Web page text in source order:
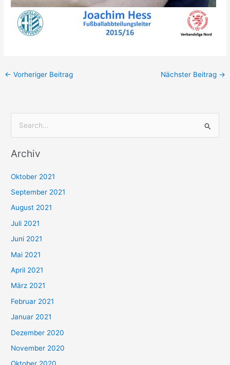
← Vorheriger Beitrag Nächster Beitrag →
c
n
n
a
c
h
:
Archiv
Oktober 2021
September 2021
August 2021
Juli 2021
Juni 2021
Mai 2021
April 2021
März 2021
Februar 2021
Januar 2021
Dezember 2020
November 2020